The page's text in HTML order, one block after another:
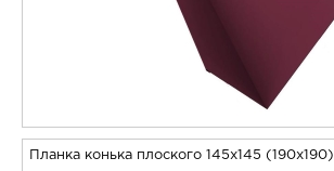
Планка конька плоского 145х145 (190х190)